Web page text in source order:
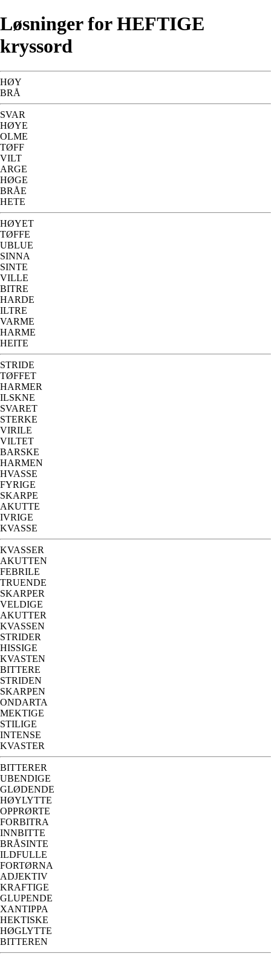
Løsninger for HEFTIGE
kryssord
HØY
BRÅ
SVAR
HØYE
OLME
TØFF
VILT
ARGE
HØGE
BRÅE
HETE
HØYET
TØFFE
UBLUE
SINNA
SINTE
VILLE
BITRE
HARDE
ILTRE
VARME
HARME
HEITE
STRIDE
TØFFET
HARMER
ILSKNE
SVARET
STERKE
VIRILE
VILTET
BARSKE
HARMEN
HVASSE
FYRIGE
SKARPE
AKUTTE
IVRIGE
KVASSE
KVASSER
AKUTTEN
FEBRILE
TRUENDE
SKARPER
VELDIGE
AKUTTER
KVASSEN
STRIDER
HISSIGE
KVASTEN
BITTERE
STRIDEN
SKARPEN
ONDARTA
MEKTIGE
STILIGE
INTENSE
KVASTER
BITTERER
UBENDIGE
GLØDENDE
HØYLYTTE
OPPRØRTE
FORBITRA
INNBITTE
BRÅSINTE
ILDFULLE
FORTØRNA
ADJEKTIV
KRAFTIGE
GLUPENDE
XANTIPPA
HEKTISKE
HØGLYTTE
BITTEREN